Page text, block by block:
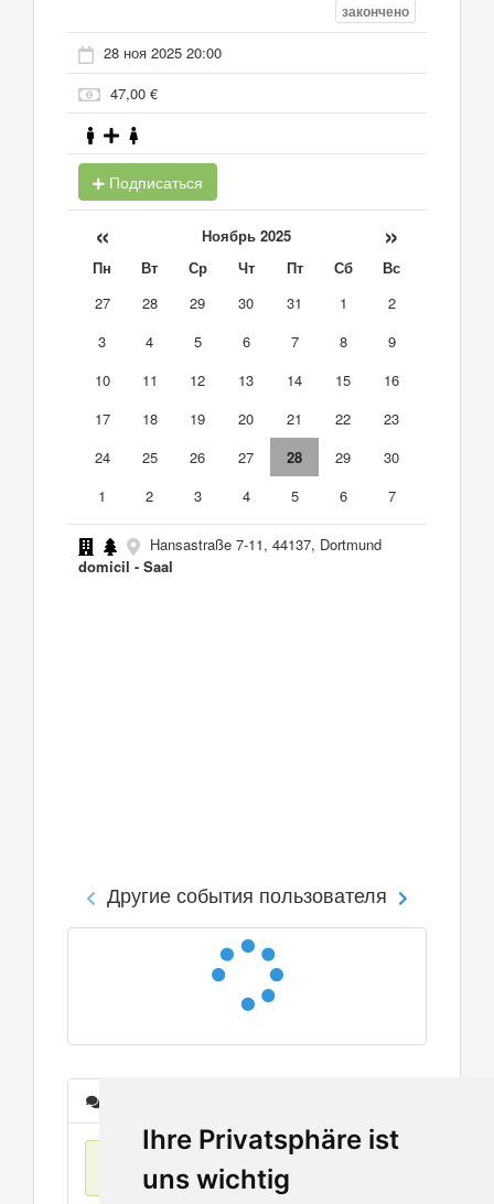
Ihre Privatsphäre ist
uns wichtig
закончено
28 ноя 2025 20:00
47,00 €
Подписаться
« Ноябрь 2025 »
Пн Вт Ср Чт Пт Сб
Вс
27
28 29 30 31 1
2
3
4 5 6 7 8
9
10
11 12 13 14 15
16
17
18 19 20 21 22
23
24
25 26 27 28 29
30
1
2 3 4 5 6 7
Hansastraße 7-11, 44137, Dortmund
domicil - Saal
Другие события пользователя